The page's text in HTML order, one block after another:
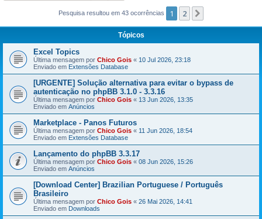
s
Pesquisa resultou em 43 ocorrências 1 2
Tópicos
Excel Topics
Última mensagem por Chico Gois « 10 Jul 2026, 23:18
Enviado em Extensões Database
[URGENTE] Solução alternativa para evitar o bypass de
autenticação no phpBB 3.1.0 - 3.3.16
Última mensagem por Chico Gois « 13 Jun 2026, 13:35
Enviado em Anúncios
Marketplace - Panos Futuros
Última mensagem por Chico Gois « 11 Jun 2026, 18:54
Enviado em Extensões Database
Lançamento do phpBB 3.3.17
Última mensagem por Chico Gois « 08 Jun 2026, 15:26
Enviado em Anúncios
[Download Center] Brazilian Portuguese / Português
Brasileiro
Última mensagem por Chico Gois « 26 Mai 2026, 14:41
Enviado em Downloads